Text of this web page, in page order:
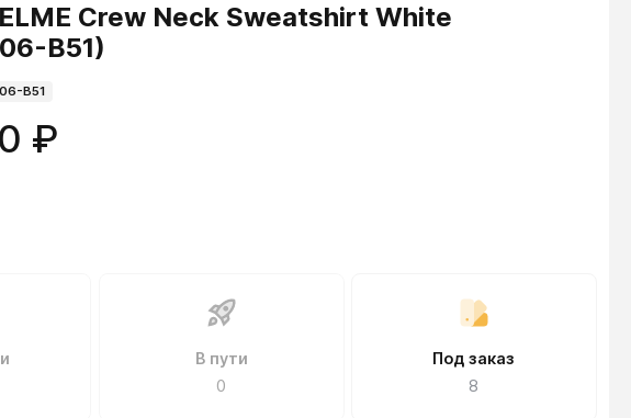
Crew Neck Sweatshirt White
B51)
B51
₽
В пути
0
Под заказ
8